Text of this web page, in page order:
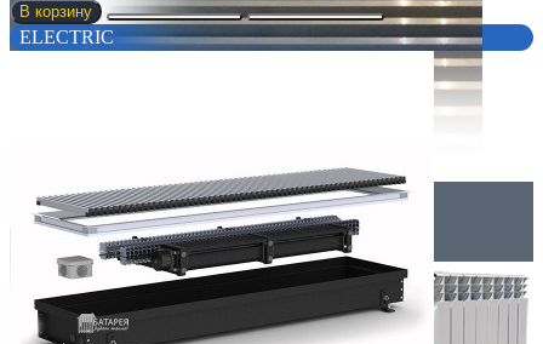
Радиаторы
В корзину
ELECTRIC